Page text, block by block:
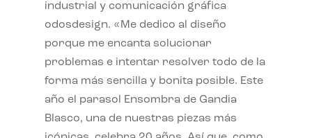
industrial y comunicación gráfica
odosdesign. «Me dedico al diseño
porque me encanta solucionar
problemas e intentar resolver todo de la
forma más sencilla y bonita posible. Este
año el parasol Ensombra de Gandia
Blasco, una de nuestras piezas más